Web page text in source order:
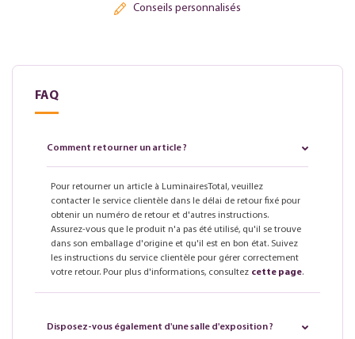
Conseils personnalisés
FAQ
Comment retourner un article ?
Pour retourner un article à LuminairesTotal, veuillez
contacter le service clientèle dans le délai de retour fixé pour
obtenir un numéro de retour et d'autres instructions.
Assurez-vous que le produit n'a pas été utilisé, qu'il se trouve
dans son emballage d'origine et qu'il est en bon état. Suivez
les instructions du service clientèle pour gérer correctement
votre retour. Pour plus d'informations, consultez cette page.
Disposez-vous également d'une salle d'exposition ?